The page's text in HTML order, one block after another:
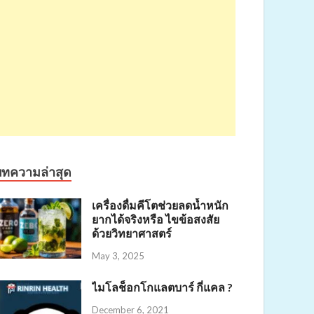
ความล่าสุด
เครื่องดื่มคีโตช่วยลดน้ำหนัก
ยากได้จริงหรือ ไขข้อสงสัย
ด้วยวิทยาศาสตร์
May 3, 2025
ไมโลช็อกโกแลตบาร์ กี่แคล ?
December 6, 2021